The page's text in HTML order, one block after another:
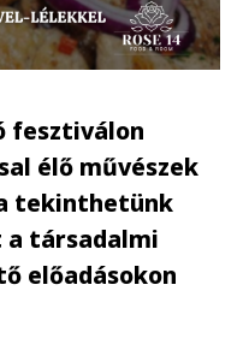
fesztiválon
élő művészek
tekinthetünk
társadalmi
előadásokon